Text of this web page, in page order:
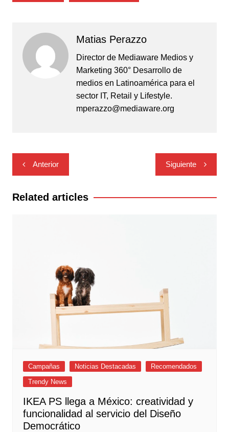
Matias Perazzo
Director de Mediaware Medios y
Marketing 360° Desarrollo de
medios en Latinoamérica para el
sector IT, Retail y Lifestyle.
mperazzo@mediaware.org
Navegación
de
entradas
Anterior Siguiente
Related articles
Campañas Noticias Destacadas
Recomendados
Trendy News
IKEA PS llega a México: creatividad y
funcionalidad al servicio del Diseño
Democrático